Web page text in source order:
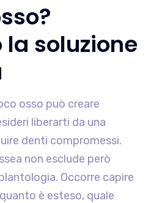
soluzione
osso può creare
liberarti da una
denti compromessi.
non esclude però
Occorre capire
è esteso, quale